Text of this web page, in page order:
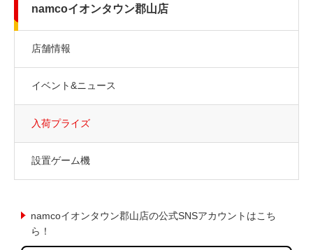
namcoイオンタウン郡山店
店舗情報
イベント&ニュース
入荷プライズ
設置ゲーム機
namcoイオンタウン郡山店の公式SNSアカウントはこち
ら！